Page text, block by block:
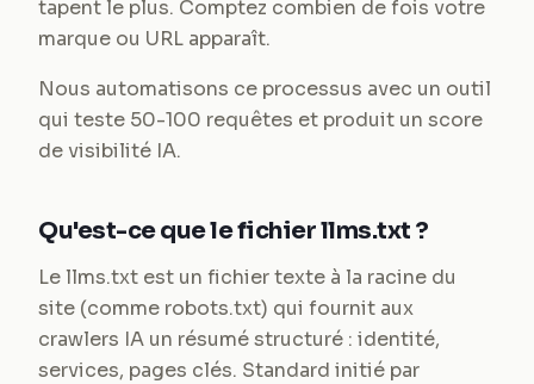
tapent le plus. Comptez combien de fois votre
marque ou URL apparaît.
Nous automatisons ce processus avec un outil
qui teste 50-100 requêtes et produit un score
de visibilité IA.
Qu'est-ce que le fichier llms.txt ?
Le llms.txt est un fichier texte à la racine du
site (comme robots.txt) qui fournit aux
crawlers IA un résumé structuré : identité,
services, pages clés. Standard initié par